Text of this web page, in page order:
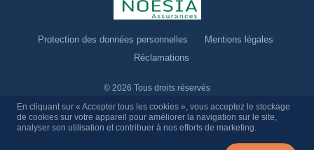
En cliquant sur « Accepter tous les cookies », vous acceptez le stockage
de cookies sur votre appareil pour améliorer la navigation sur le site,
analyser son utilisation et contribuer à nos efforts de marketing.
Protection des données personnelles
Mentions légales
Réclamations
© 2026 Tous droits réservés